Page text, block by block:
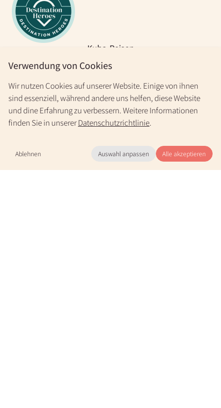
+49 30 31196966(kostenlos)
Kuba-Reisen
Kuba-Reisen
Kuba Gruppenreisen
Individualreisen durch Kuba
Infos zu Kuba
E-Visum/ Touristenkarte für Kuba
Flüge nach Kuba – Airlines, Flugzeit & Tipps 2026/27
Beste Reisezeit Kuba
Verwendung von Cookies
Wir nutzen Cookies auf unserer Website. Einige von ihnen
sind essenziell, während andere uns helfen, diese Website
und dine Erfahrung zu verbessern. Weitere Informationen
finden Sie in unsererDatenschutzrichtlinie.
Ablehnen Auswahl anpassen Alle akzeptieren